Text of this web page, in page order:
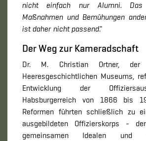
nicht einfach nur Alumni. Das
Maßnahmen und Bemühungen
ist daher nicht passend."
Der Weg zur Kameradschaft
Dr. M. Christian Ortner, der
Heeresgeschichtlichen Museums,
Entwicklung der
Habsburgerreich von 1866 bis
Reformen führten schließlich zu
ausgebildeten Offizierskorps -
gemeinsamen Idealen und